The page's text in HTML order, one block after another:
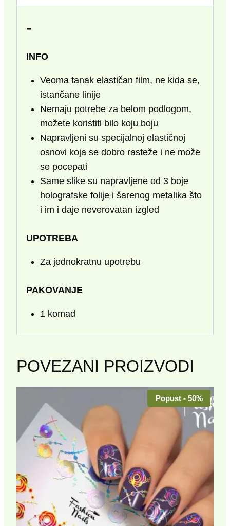
-
INFO
Veoma tanak elastičan film, ne kida se,
istančane linije
Nemaju potrebe za belom podlogom,
možete koristiti bilo koju boju
Napravljeni su specijalnoj elastičnoj
osnovi koja se dobro rasteže i ne može
se pocepati
Same slike su napravljene od 3 boje
holografske folije i šarenog metalika što
i im i daje neverovatan izgled
UPOTREBA
Za jednokratnu upotrebu
PAKOVANJE
1 komad
POVEZANI PROIZVODI
Popust - 50%